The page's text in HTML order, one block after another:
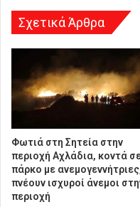
Σχετικά Άρθρα
Φωτιά στη Σητεία στην
περιοχή Αχλάδια, κοντά
πάρκο με
πνέουν ισχυροί άνεμοι
περιοχή